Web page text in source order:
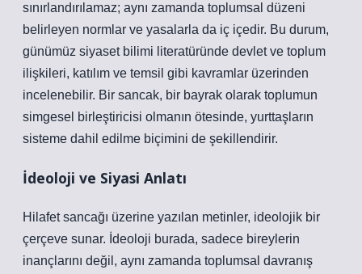
sınırlandırılamaz; aynı zamanda toplumsal düzeni
belirleyen normlar ve yasalarla da iç içedir. Bu durum,
günümüz siyaset bilimi literatüründe devlet ve toplum
ilişkileri, katılım ve temsil gibi kavramlar üzerinden
incelenebilir. Bir sancak, bir bayrak olarak toplumun
simgesel birleştiricisi olmanın ötesinde, yurttaşların
sisteme dahil edilme biçimini de şekillendirir.
İdeoloji ve Siyasi Anlatı
Hilafet sancağı üzerine yazılan metinler, ideolojik bir
çerçeve sunar. İdeoloji burada, sadece bireylerin
inançlarını değil, aynı zamanda toplumsal davranış